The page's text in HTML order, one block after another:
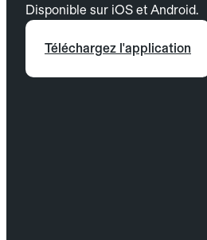
Disponible sur iOS et Android.
Téléchargez l'application